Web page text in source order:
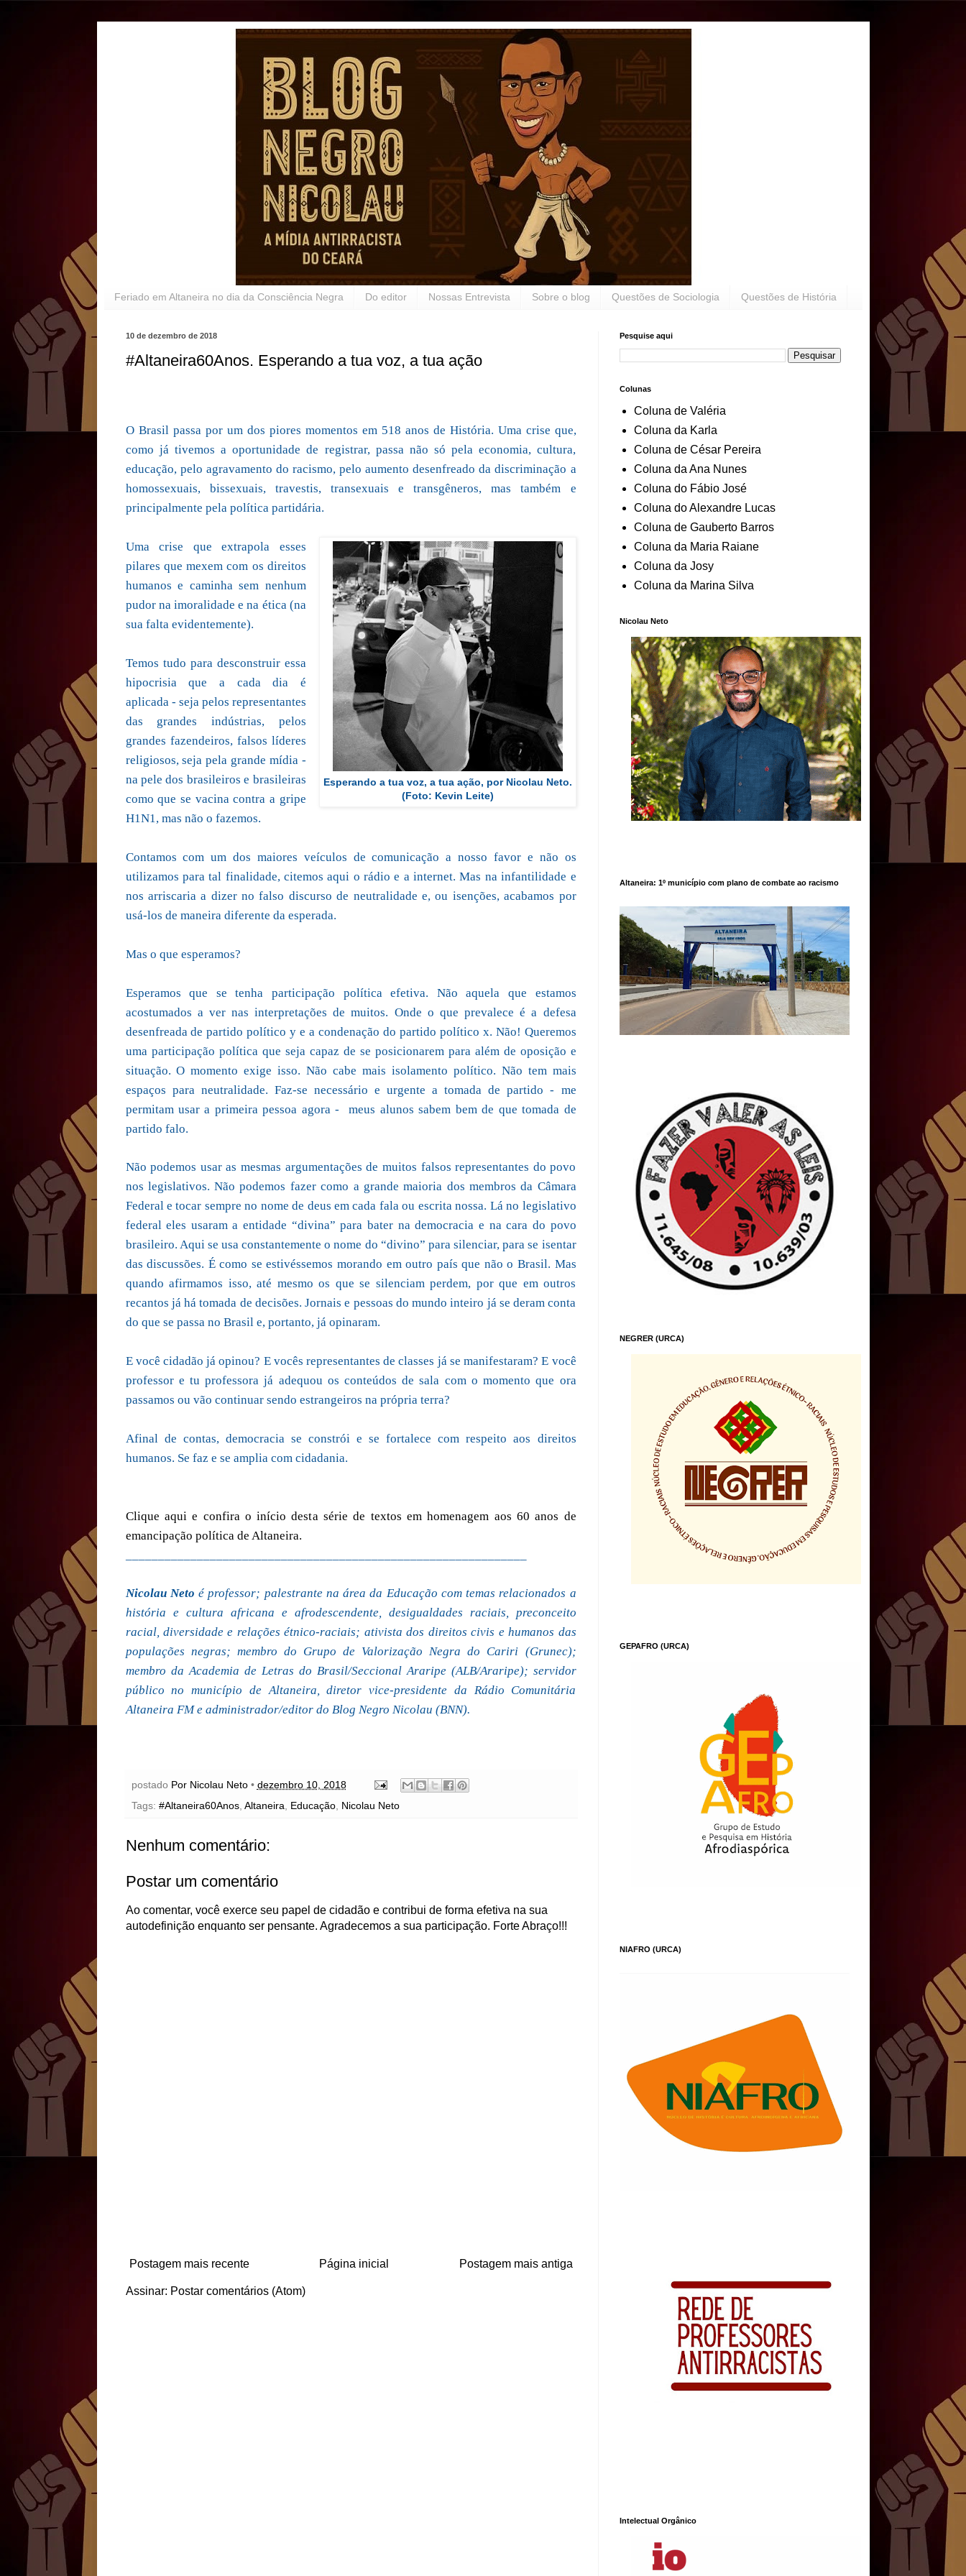
Feriado em Altaneira no dia da Consciência Negra Do editor Nossas Entrevista Sobre o blog Questões de Sociologia Questões de História
10 de dezembro de 2018
#Altaneira60Anos. Esperando a tua voz, a tua ação
O Brasil passa por um dos piores momentos em 518 anos de História. Uma crise que,
como já tivemos a oportunidade de registrar, passa não só pela economia, cultura,
educação, pelo agravamento do racismo, pelo aumento desenfreado da discriminação a
homossexuais, bissexuais, travestis, transexuais e transgêneros, mas também e
principalmente pela política partidária.
Esperando a tua voz, a tua ação, por Nicolau Neto.
(Foto: Kevin Leite)
Uma crise que extrapola esses
pilares que mexem com os direitos
humanos e caminha sem nenhum
pudor na imoralidade e na ética (na
sua falta evidentemente).
Temos tudo para desconstruir essa
hipocrisia que a cada dia é
aplicada - seja pelos representantes
das grandes indústrias, pelos
grandes fazendeiros, falsos líderes
religiosos, seja pela grande mídia -
na pele dos brasileiros e brasileiras
como que se vacina contra a gripe
H1N1, mas não o fazemos.
Contamos com um dos maiores veículos de comunicação a nosso favor e não os
utilizamos para tal finalidade, citemos aqui o rádio e a internet. Mas na infantilidade e
nos arriscaria a dizer no falso discurso de neutralidade e, ou isenções, acabamos por
usá-los de maneira diferente da esperada.
Mas o que esperamos?
Esperamos que se tenha participação política efetiva. Não aquela que estamos
acostumados a ver nas interpretações de muitos. Onde o que prevalece é a defesa
desenfreada de partido político y e a condenação do partido político x. Não! Queremos
uma participação política que seja capaz de se posicionarem para além de oposição e
situação. O momento exige isso. Não cabe mais isolamento político. Não tem mais
espaços para neutralidade. Faz-se necessário e urgente a tomada de partido - me
permitam usar a primeira pessoa agora -
meus alunos sabem bem de que tomada de
partido falo.
Não podemos usar as mesmas argumentações de muitos falsos representantes do povo
nos legislativos. Não podemos fazer como a grande maioria dos membros da Câmara
Federal e tocar sempre no nome de deus em cada fala ou escrita nossa. Lá no legislativo
federal eles usaram a entidade “divina” para bater na democracia e na cara do povo
brasileiro. Aqui se usa constantemente o nome do “divino” para silenciar, para se isentar
das discussões. É como se estivéssemos morando em outro país que não o Brasil. Mas
quando afirmamos isso, até mesmo os que se silenciam perdem, por que em outros
recantos já há tomada de decisões. Jornais e pessoas do mundo inteiro já se deram conta
do que se passa no Brasil e, portanto, já opinaram.
E você cidadão já opinou? E vocês representantes de classes já se manifestaram? E você
professor e tu professora já adequou os conteúdos de sala com o momento que ora
passamos ou vão continuar sendo estrangeiros na própria terra?
Afinal de contas, democracia se constrói e se fortalece com respeito aos direitos
humanos. Se faz e se amplia com cidadania.
Clique aqui e confira o início desta série de textos em homenagem aos 60 anos de
emancipação política de Altaneira.
Nicolau Neto é professor; palestrante na área da Educação com temas relacionados a
história e cultura africana e afrodescendente, desigualdades raciais, preconceito
racial, diversidade e relações étnico-raciais; ativista dos direitos civis e humanos das
populações negras; membro do Grupo de Valorização Negra do Cariri (Grunec);
membro da Academia de Letras do Brasil/Seccional Araripe (ALB/Araripe); servidor
público no município de Altaneira, diretor vice-presidente da Rádio Comunitária
Altaneira FM e administrador/editor do Blog Negro Nicolau (BNN).
postado Por Nicolau Neto • dezembro 10, 2018
Tags: #Altaneira60Anos, Altaneira Educação, Nicolau Neto
Nenhum comentário:
Postar um comentário
Ao comentar, você exerce seu papel de cidadão e contribui de forma efetiva na sua
autodefinição enquanto ser pensante. Agradecemos a sua participação. Forte Abraço!!!
Postagem mais recente Postagem mais antiga
Página inicial
Assinar: Postar comentários (Atom)
Pesquise aqui
Colunas
Coluna de Valéria
Coluna da Karla
Coluna de César Pereira
Coluna da Ana Nunes
Coluna do Fábio José
Coluna do Alexandre Lucas
Coluna de Gauberto Barros
Coluna da Maria Raiane
Coluna da Josy
Coluna da Marina Silva
Nicolau Neto
Altaneira: 1º município com plano de combate ao racismo
NEGRER (URCA)
GEPAFRO (URCA)
NIAFRO (URCA)
Intelectual Orgânico